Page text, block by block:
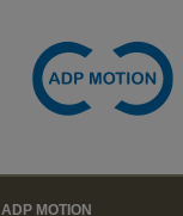
ADP MOTION